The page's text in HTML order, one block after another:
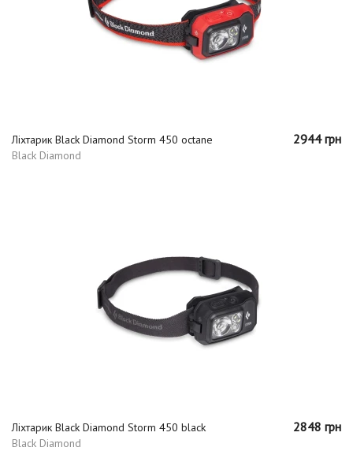
Ліхтарик Black Diamond Storm 450 octane
Black Diamond
2944 грн
Ліхтарик Black Diamond Storm 450 black
Black Diamond
2848 грн